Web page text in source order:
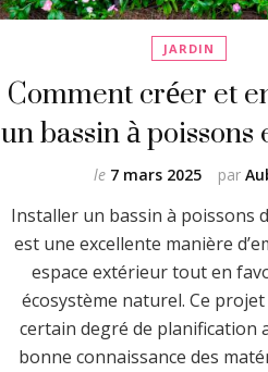
JARDIN
Comment créer et
un bassin à
par
le 7 mars 2025
Installer un bassin à poissons
est une excellente manière
espace extérieur tout en
écosystème naturel. Ce
certain degré de planification
bonne connaissance des